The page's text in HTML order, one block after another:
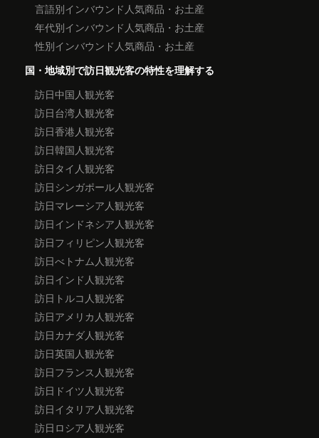
言語別インバウンド人気商品・お土産
年代別インバウンド人気商品・お土産
性別インバウンド人気商品・お土産
国・地域別で訪日観光客の特性を理解する
訪日中国人観光客
訪日台湾人観光客
訪日香港人観光客
訪日韓国人観光客
訪日タイ人観光客
訪日シンガポール人観光客
訪日マレーシア人観光客
訪日インドネシア人観光客
訪日フィリピン人観光客
訪日べトナム人観光客
訪日インド人観光客
訪日トルコ人観光客
訪日アメリカ人観光客
訪日カナダ人観光客
訪日英国人観光客
訪日フランス人観光客
訪日ドイツ人観光客
訪日イタリア人観光客
訪日ロシア人観光客